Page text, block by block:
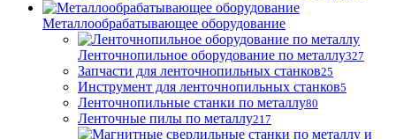
Металлообрабатывающее оборудование
Ленточнопильное оборудование по металлу327
Запчасти для ленточнопильных станков25
Инструмент для ленточнопильных станков5
Ленточнопильные станки по металлу80
Ленточные пилы по металлу217